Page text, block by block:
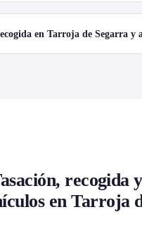
en Tarroja de Segarra y
recogida
en Tarroja